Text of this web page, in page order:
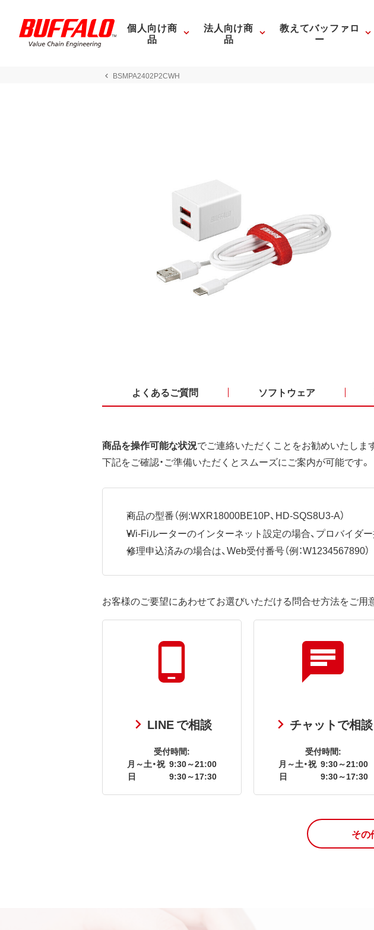
個人向け商
品
法人向け商
品
教えてバッファロ
ー
BSMPA2402P2CWH
よくあるご質問 ソフトウェア
商品を操作可能な状況でご連絡いただくことをお勧めいたしま
下記をご確認・ご準備いただくとスムーズにご案内が可能です。
商品の型番（例:WXR18000BE10P、HD-SQS8U3-A）
Wi-Fiルーターのインターネット設定の場合、プロバイダ
修理申込済みの場合は、Web受付番号（例：W1234567890）
お客様のご要望にあわせてお選びいただける問合せ方法をご用
LINE で相談
受付時間:
月～土・祝 9:30～21:00
日
9:30～17:30
チャットで相談
受付時間:
月～土・祝 9:30～21:00
日
9:30～17:30
その